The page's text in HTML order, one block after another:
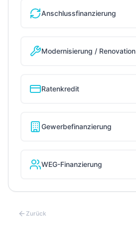
Anschlussfinanzierung
Modernisierung / Renovation
Ratenkredit
Gewerbefinanzierung
WEG-Finanzierung
Zurück